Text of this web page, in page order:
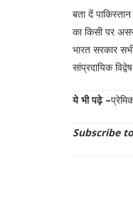
बता दें
का किसी पर
भारत सरकार
सांप्रदायिक
ये भी पढ़े –
Subscribe